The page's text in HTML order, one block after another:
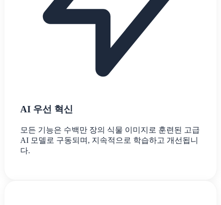
AI 우선 혁신
모든 기능은 수백만 장의 식물 이미지로 훈련된 고급
AI 모델로 구동되며, 지속적으로 학습하고 개선됩니
다.